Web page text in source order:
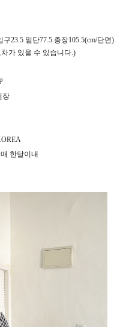
23.5 밑단77.5 총장105.5(cm/단면)
가 있을 수 있습니다.)
장
한달이내